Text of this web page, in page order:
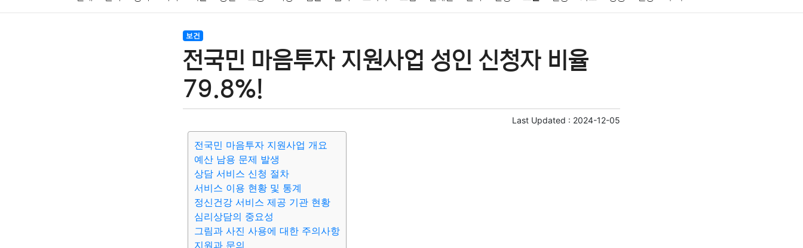
결혼 육아
기술 종교 사회 정치 건강 의료 의학 경제 마케팅 부동산 외국어 교육 교통
보건
전국민 마음투자 지원사업 성인 신청자 비율
79.8%!
Last Updated : 2024-12-05
전국민 마음투자 지원사업 개요
예산 남용 문제 발생
상담 서비스 신청 절차
서비스 이용 현황 및 통계
정신건강 서비스 제공 기관 현황
심리상담의 중요성
그림과 사진 사용에 대한 주의사항
지원과 문의